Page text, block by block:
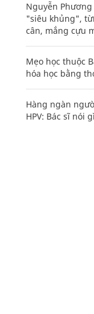
Nguyễn
"siêu khủng",
cân, mắng cựu
Mẹo học thuộc
hóa học bằng
Hàng ngàn
HPV: Bác sĩ nói